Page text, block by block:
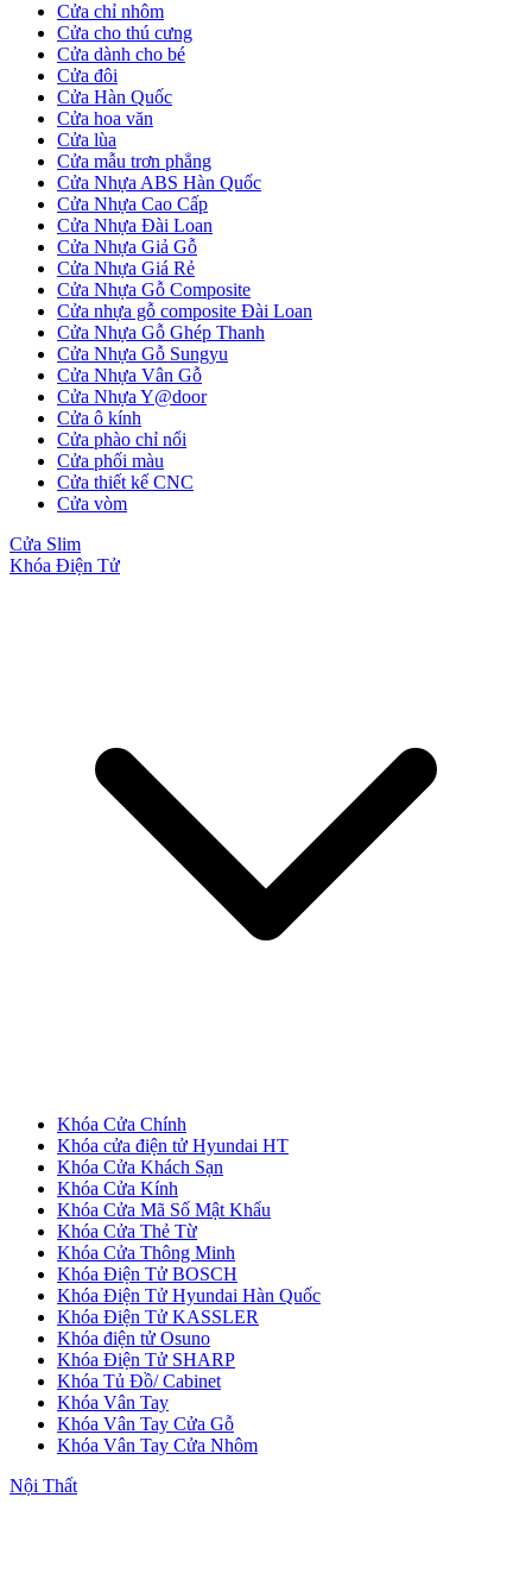
CỬA NHỰA
Cửa Nhựa Gỗ Composite
Cửa Nhựa Cao Cấp
Cửa chỉ nhôm
Cửa cho thú cưng
Cửa dành cho bé
Cửa đôi
Cửa Hàn Quốc
Cửa hoa văn
Cửa lùa
Cửa mẫu trơn phẳng
Cửa Nhựa ABS Hàn Quốc
Cửa Nhựa Cao Cấp
Cửa Nhựa Đài Loan
Cửa Nhựa Giả Gỗ
Cửa Nhựa Giá Rẻ
Cửa Nhựa Gỗ Composite
Cửa nhựa gỗ composite Đài Loan
Cửa Nhựa Gỗ Ghép Thanh
Cửa Nhựa Gỗ Sungyu
Cửa Nhựa Vân Gỗ
Cửa Nhựa Y@door
Cửa ô kính
Cửa phào chỉ nổi
Cửa phối màu
Cửa thiết kế CNC
Cửa vòm
Cửa Slim
Khóa Điện Tử
Khóa Cửa Chính
Khóa cửa điện tử Hyundai HT
Khóa Cửa Khách Sạn
Khóa Cửa Kính
Khóa Cửa Mã Số Mật Khẩu
Khóa Cửa Thẻ Từ
Khóa Cửa Thông Minh
Khóa Điện Tử BOSCH
Khóa Điện Tử Hyundai Hàn Quốc
Khóa Điện Tử KASSLER
Khóa điện tử Osuno
Khóa Điện Tử SHARP
Khóa Tủ Đồ/ Cabinet
Khóa Vân Tay
Khóa Vân Tay Cửa Gỗ
Khóa Vân Tay Cửa Nhôm
Nội Thất